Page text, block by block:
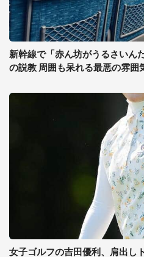
新幹線で「赤ん坊がうるさいん
の説教 周囲も呆れる最悪の雰囲
女子ゴルフの吉田優利、肩出し